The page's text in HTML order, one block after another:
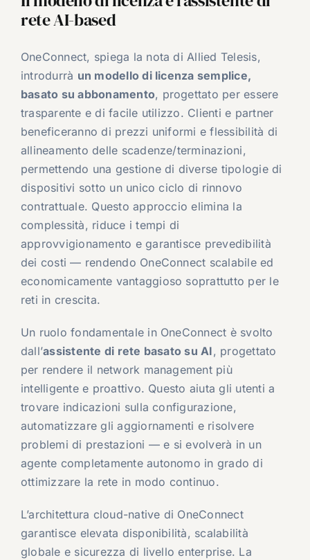
rete AI-based
OneConnect, spiega la nota di Allied Telesis,
introdurrà un modello di licenza semplice,
basato su abbonamento, progettato per essere
trasparente e di facile utilizzo. Clienti e partner
beneficeranno di prezzi uniformi e flessibilità di
allineamento delle scadenze/terminazioni,
permettendo una gestione di diverse tipologie di
dispositivi sotto un unico ciclo di rinnovo
contrattuale. Questo approccio elimina la
complessità, riduce i tempi di
approvvigionamento e garantisce prevedibilità
dei costi — rendendo OneConnect scalabile ed
economicamente vantaggioso soprattutto per le
reti in crescita.
Un ruolo fondamentale in OneConnect è svolto
dall’assistente di rete basato su AI, progettato
per rendere il network management più
intelligente e proattivo. Questo aiuta gli utenti a
trovare indicazioni sulla configurazione,
automatizzare gli aggiornamenti e risolvere
problemi di prestazioni — e si evolverà in un
agente completamente autonomo in grado di
ottimizzare la rete in modo continuo.
L’architettura cloud-native di OneConnect
garantisce elevata disponibilità, scalabilità
globale e sicurezza di livello enterprise. La